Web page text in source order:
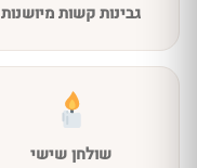
גבינות קשות מיושנות
שולחן שישי